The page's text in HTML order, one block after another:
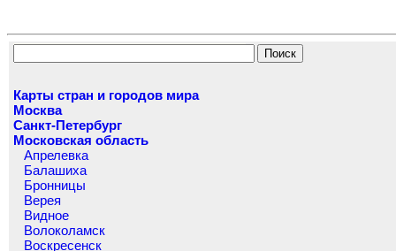
Карты стран и городов мира
Москва
Санкт-Петербург
Московская область
Апрелевка
Балашиха
Бронницы
Верея
Видное
Волоколамск
Воскресенск